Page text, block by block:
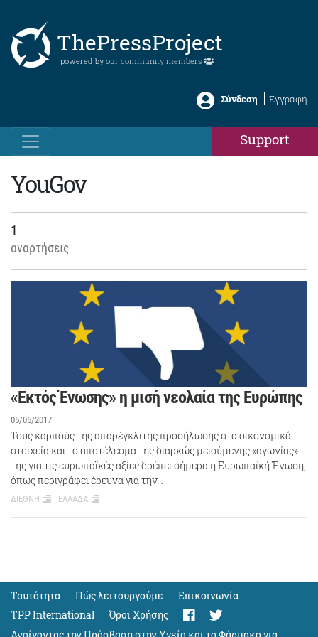
ThePressProject
powered by our community members
Σύνδεση Εγγραφή
Support
YouGov
1
αναρτήσεις
«Εκτός Ένωσης» η μισή νεολαία της Ευρώπης
05/05/2017
Τους καρπούς της απαρέγκλιτης προσήλωσης στα οικονομικά
στοιχεία και το αποτέλεσμα της διαρκώς μειούμενης «αγωνίας»
της για τις ευρωπαϊκές αξίες δρέπει σήμερα η Ευρωπαϊκή Ένωση,
όπως περιγράφει έρευνα για την…
ΔΙΕΘΝΗ ΕΛΛΑΔΑ
Ταυτότητα Πώς λειτουργούμε
Eπικοινωνία
TPP International
Όροι Χρήσης